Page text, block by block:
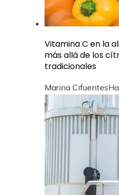
Vitamina C en la
más allá de los
tradicionales
Marina Cifuentes